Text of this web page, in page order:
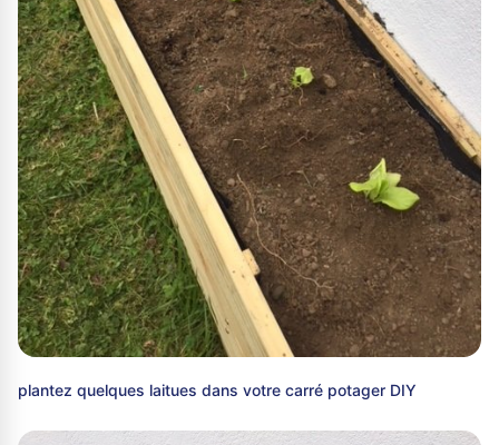
plantez quelques laitues dans votre carré potager DIY